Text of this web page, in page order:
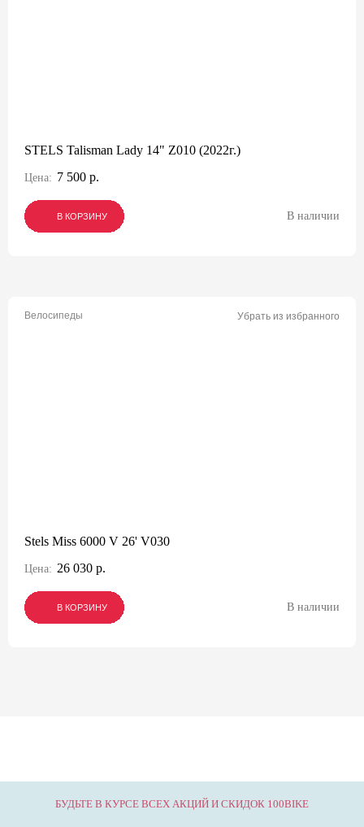
STELS Talisman Lady 14" Z010 (2022г.)
Цена: 7 500 р.
В КОРЗИНУ
В КОРЗИНУ
В КОРЗИНУ В наличии
Велосипеды Убрать из избранного
Stels Miss 6000 V 26' V030
Цена: 26 030 р.
В КОРЗИНУ
В КОРЗИНУ
В КОРЗИНУ В наличии
БУДЬТЕ В КУРСЕ ВСЕХ АКЦИЙ И СКИДОК 100BIKE